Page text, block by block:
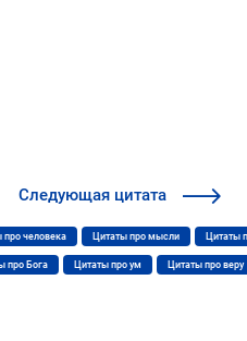
Следующая цитата
про человека Цитаты про мысли Цитаты
про Бога Цитаты про ум Цитаты про веру